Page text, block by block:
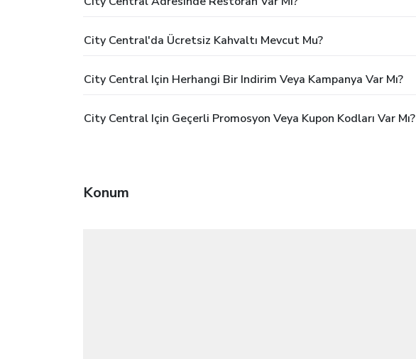
City Central'da Ücretsiz Kahvaltı Mevcut Mu?
City Central Için Herhangi Bir Indirim Veya Kampanya Var Mı?
City Central Için Geçerli Promosyon Veya Kupon Kodları Var Mı?
Konum